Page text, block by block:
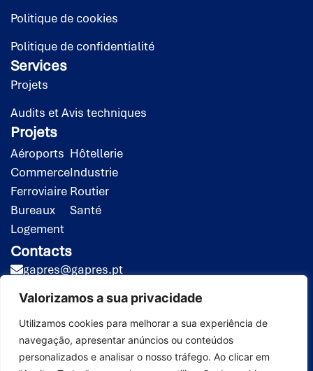
Valorizamos a sua privacidade
Utilizamos cookies para melhorar a sua experiência de
navegação, apresentar anúncios ou conteúdos
personalizados e analisar o nosso tráfego. Ao clicar em
Politique de cookies
Politique de confidentialité
Services
Projets
Audits et Avis techniques
Projets
Aéroports
Commerce
Ferroviaire
Bureaux
Logement
Hôtellerie
Industrie
Routier
Santé
Contacts
gapres@gapres.pt
(351) 919 413 258**
*Appel vers le réseau fixe national
**Appel vers le réseau mobile national
GAPRES © 2026. Tous droits Site développé par